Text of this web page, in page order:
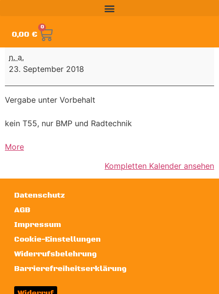
0,00 €
0
n. a.
23. September 2018
Vergabe unter Vorbehalt
kein T55, nur BMP und Radtechnik
More
Kompletten Kalender ansehen
Datenschutz
AGB
Impressum
Cookie-Einstellungen
Widerrufsbelehrung
Barrierefreiheitserklärung